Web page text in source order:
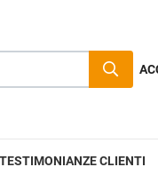
TESTIMONIANZE CLIENTI